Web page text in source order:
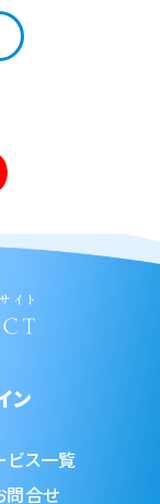
ン
ビス一覧
問合せ